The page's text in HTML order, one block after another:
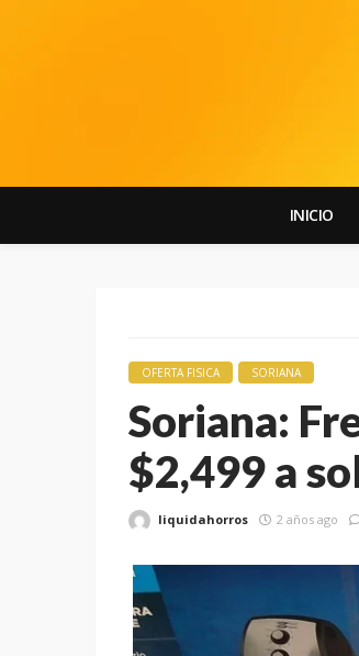
INICIO
OFERTA FISICA SORIANA
Soriana:
$2,499 a
liquidahorros 2 años ago